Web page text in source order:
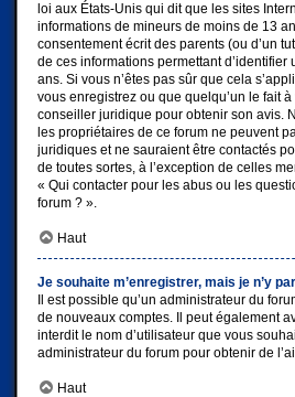
loi aux États-Unis qui dit que les sites
informations de mineurs de moins de 13
consentement écrit des parents (ou d’un
de ces informations permettant
ans. Si vous n’êtes pas sûr que cela
vous enregistrez ou que quelqu’un le fait
conseiller juridique pour obtenir son avis.
les propriétaires de ce forum ne peuvent
juridiques et ne sauraient être contactés
de toutes sortes, à l’exception de celles
« Qui contacter pour les abus ou les
forum ? ».
Haut
Je souhaite m’enregistrer, mais je n’y
Il est possible qu’un administrateur du
de nouveaux comptes. Il peut également
interdit le nom d’utilisateur que vous
administrateur du forum pour obtenir de
Haut